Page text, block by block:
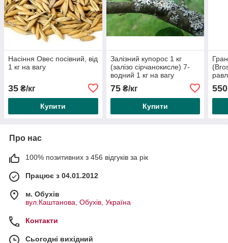
Насіння Овес посівний, від
1 кг на вагу
35 ₴/кг
Купити
Залізний купорос 1 кг
(залізо сірчанокисле) 7-
водний 1 кг на вагу
75₴/кг
Купити
550
Про нас
100% позитивних з 456 відгуків за рік
Працює з 04.01.2012
м. Обухів
вул.Каштанова, Обухів, Україна
Контакти
Сьогодні вихідний